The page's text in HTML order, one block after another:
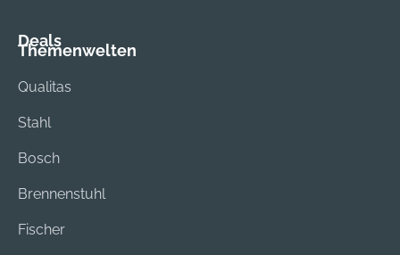
Deals
Themenwelten
Qualitas
Stahl
Bosch
Brennenstuhl
Fischer